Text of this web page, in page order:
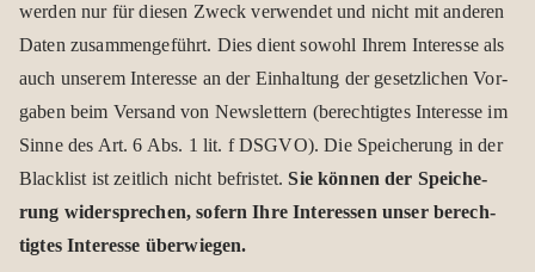
wer­den nur für die­sen Zweck ver­wen­det und nicht mit ande­ren
Daten zusam­men­ge­führt. Dies dient sowohl Ihrem Inter­esse als
auch unse­rem Inter­esse an der Ein­hal­tung der gesetz­li­chen Vor­
ga­ben beim Ver­sand von News­let­tern (berech­tig­tes Inter­esse im
Sinne des Art. 6 Abs. 1 lit. f DSGVO). Die Spei­che­rung in der
Black­list ist zeit­lich nicht befris­tet.Sie kön­nen der Spei­che­
rung wider­spre­chen, sofern Ihre Inter­es­sen unser berech­
tig­tes Inter­esse über­wie­gen.